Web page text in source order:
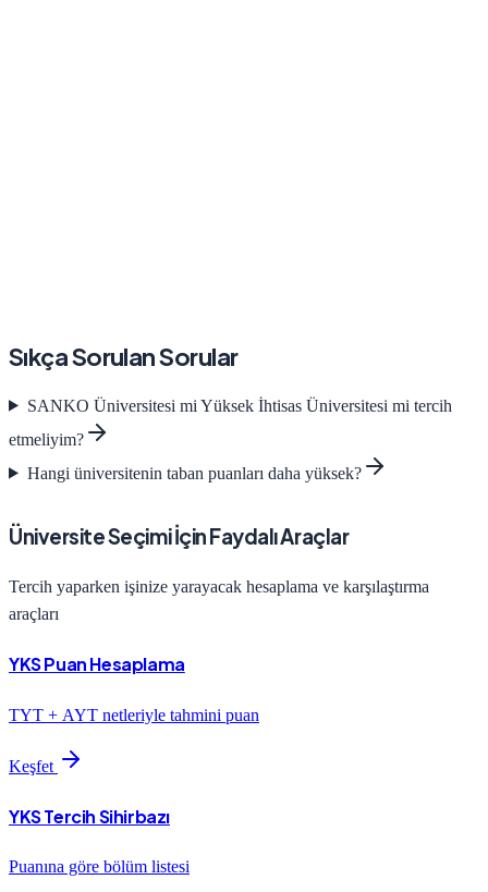
Sıkça Sorulan Sorular
SANKO Üniversitesi mi Yüksek İhtisas Üniversitesi mi tercih
etmeliyim?
Hangi üniversitenin taban puanları daha yüksek?
Üniversite Seçimi İçin Faydalı Araçlar
Tercih yaparken işinize yarayacak hesaplama ve karşılaştırma
araçları
YKS Puan Hesaplama
TYT + AYT netleriyle tahmini puan
Keşfet
YKS Tercih Sihirbazı
Puanına göre bölüm listesi